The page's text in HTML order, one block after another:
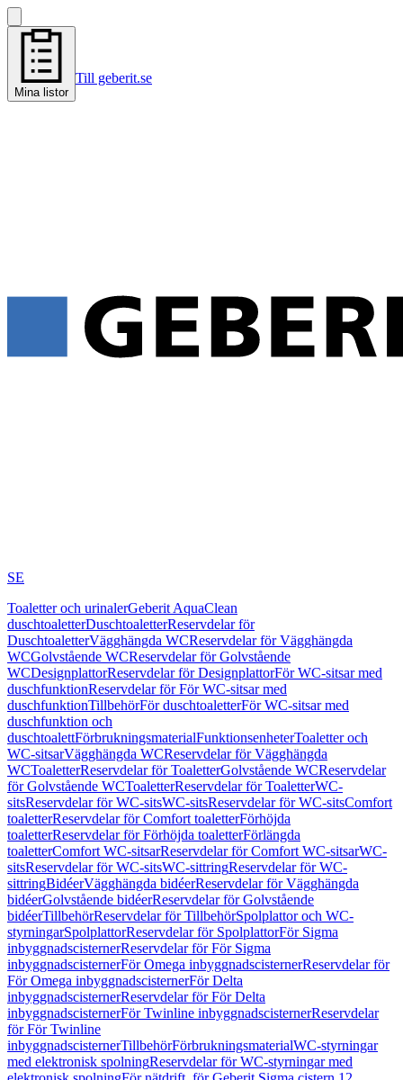
Mina listor
Till geberit.se
SE
Toaletter och urinalerGeberit AquaClean
duschtoaletterDuschtoaletterReservdelar för
DuschtoaletterVägghängda WCReservdelar för Vägghängda
WCGolvstående WCReservdelar för Golvstående
WCDesignplattorReservdelar för DesignplattorFör WC-sitsar med
duschfunktionReservdelar för För WC-sitsar med
duschfunktionTillbehörFör duschtoaletterFör WC-sitsar med
duschfunktion och
duschtoalettFörbrukningsmaterialFunktionsenheterToaletter och
WC-sitsarVägghängda WCReservdelar för Vägghängda
WCToaletterReservdelar för ToaletterGolvstående WCReservdelar
för Golvstående WCToaletterReservdelar för ToaletterWC-
sitsReservdelar för WC-sitsWC-sitsReservdelar för WC-sitsComfort
toaletterReservdelar för Comfort toaletterFörhöjda
toaletterReservdelar för Förhöjda toaletterFörlängda
toaletterComfort WC-sitsarReservdelar för Comfort WC-sitsarWC-
sitsReservdelar för WC-sitsWC-sittringReservdelar för WC-
sittringBidéerVägghängda bidéerReservdelar för Vägghängda
bidéerGolvstående bidéerReservdelar för Golvstående
bidéerTillbehörReservdelar för TillbehörSpolplattor och WC-
styrningarSpolplattorReservdelar för SpolplattorFör Sigma
inbyggnadscisternerReservdelar för För Sigma
inbyggnadscisternerFör Omega inbyggnadscisternerReservdelar för
För Omega inbyggnadscisternerFör Delta
inbyggnadscisternerReservdelar för För Delta
inbyggnadscisternerFör Twinline inbyggnadscisternerReservdelar
för För Twinline
inbyggnadscisternerTillbehörFörbrukningsmaterialWC-styrningar
med elektronisk spolningReservdelar för WC-styrningar med